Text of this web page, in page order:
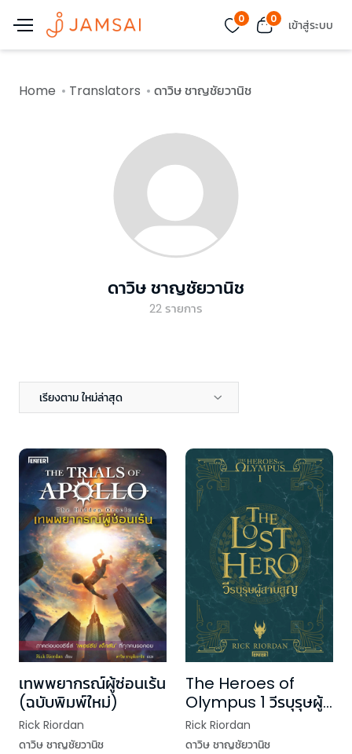
0 0 เข้าสู่ระบบ
Home Translators ดาวิษ ชาญชัยวานิช
ดาวิษ ชาญชัยวานิช
22รายการ
เรียงตาม ใหม่ล่าสุด
เทพพยากรณ์ผู้ซ่อนเร้น
(ฉบับพิมพ์ใหม่)
Rick Riordan
ดาวิษ ชาญชัยวานิช
The Heroes of
Olympus 1 วีรบุรุษผู้
สาบสูญ (New
Edition)
Rick Riordan
ดาวิษ ชาญชัยวานิช